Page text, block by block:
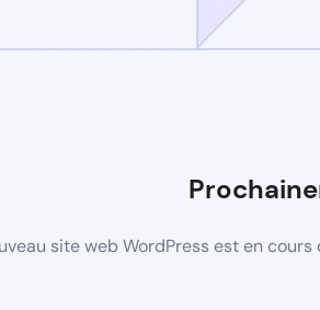
site web WordPress est en